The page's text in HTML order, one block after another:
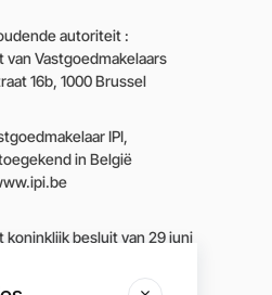
autoriteit :
Vastgoedmakelaars
16b, 1000 Brussel
IPI,
in België
besluit van 29 juni
van het Beroepsinstituut